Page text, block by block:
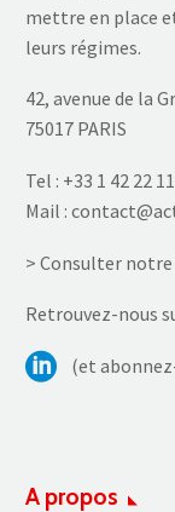
mettre en place
leurs régimes.
42, avenue de la
75017 PARIS
Tel : +33 1 42 22
Mail :
> Consulter
Retrouvez-nous
(et
A propos